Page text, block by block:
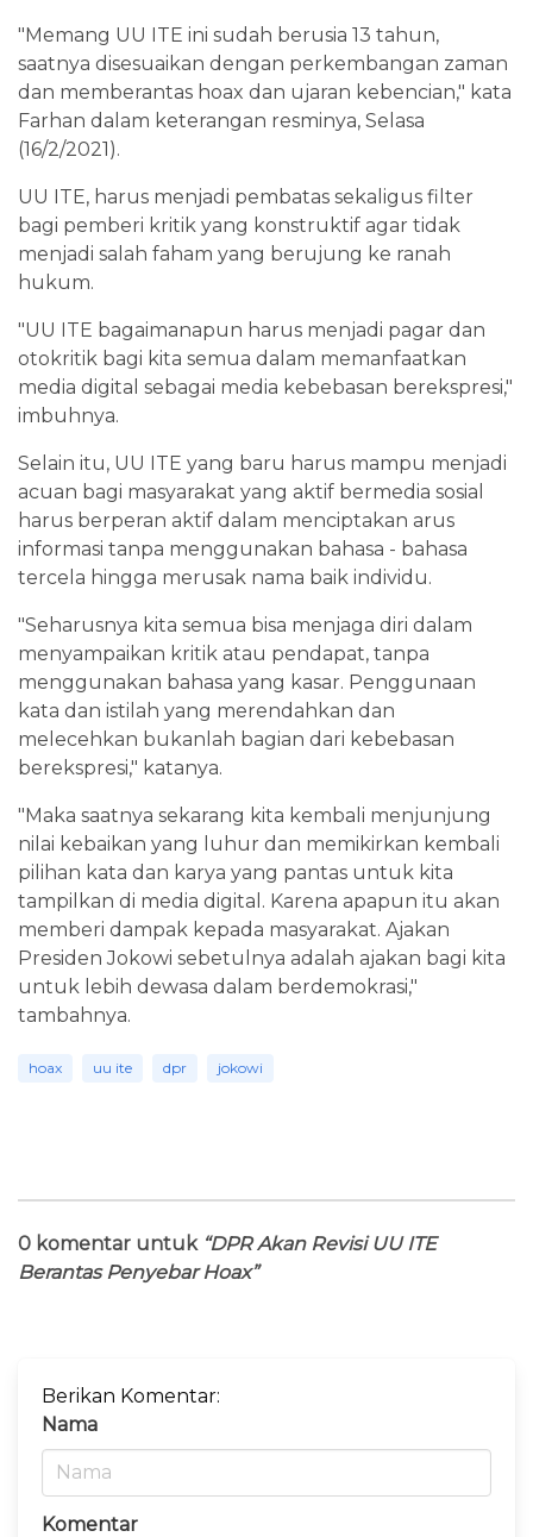
"Memang UU ITE ini sudah berusia 13 tahun,
saatnya disesuaikan dengan perkembangan zaman
dan memberantas hoax dan ujaran kebencian," kata
Farhan dalam keterangan resminya, Selasa
(16/2/2021).
UU ITE, harus menjadi pembatas sekaligus filter
bagi pemberi kritik yang konstruktif agar tidak
menjadi salah faham yang berujung ke ranah
hukum.
"UU ITE bagaimanapun harus menjadi pagar dan
otokritik bagi kita semua dalam memanfaatkan
media digital sebagai media kebebasan berekspresi,"
imbuhnya.
Selain itu, UU ITE yang baru harus mampu menjadi
acuan bagi masyarakat yang aktif bermedia sosial
harus berperan aktif dalam menciptakan arus
informasi tanpa menggunakan bahasa - bahasa
tercela hingga merusak nama baik individu.
"Seharusnya kita semua bisa menjaga diri dalam
menyampaikan kritik atau pendapat, tanpa
menggunakan bahasa yang kasar. Penggunaan
kata dan istilah yang merendahkan dan
melecehkan bukanlah bagian dari kebebasan
berekspresi," katanya.
"Maka saatnya sekarang kita kembali menjunjung
nilai kebaikan yang luhur dan memikirkan kembali
pilihan kata dan karya yang pantas untuk kita
tampilkan di media digital. Karena apapun itu akan
memberi dampak kepada masyarakat. Ajakan
Presiden Jokowi sebetulnya adalah ajakan bagi kita
untuk lebih dewasa dalam berdemokrasi,"
tambahnya.
hoax uu ite dpr jokowi
0 komentar untuk “DPR Akan Revisi UU ITE
Berantas Penyebar Hoax”
Berikan Komentar:
Nama
Komentar